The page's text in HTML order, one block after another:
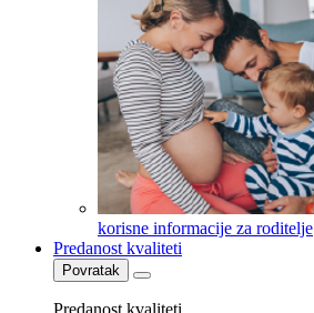
korisne informacije za roditelje
Predanost kvaliteti
Povratak
Predanost kvaliteti